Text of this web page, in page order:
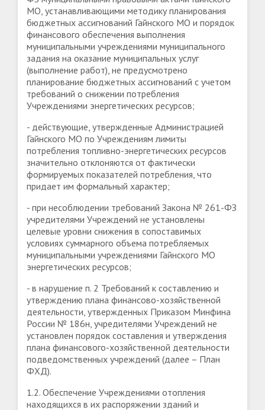
МО, устанавливающими методику планирования
бюджетных ассигнований Гайнского МО и порядок
финансового обеспечения выполнения
муниципальными учреждениями муниципального
задания на оказание муниципальных услуг
(выполнение работ), не предусмотрено
планирование бюджетных ассигнований с учетом
требований о снижении потребления
Учреждениями энергетических ресурсов;
- действующие, утвержденные Администрацией
Гайнского МО по Учреждениям лимиты
потребления топливно-энергетических ресурсов
значительно отклоняются от фактически
формируемых показателей потребления, что
придает им формальный характер;
- при несоблюдении требований Закона № 261-ФЗ
учредителями Учреждений не установлены
целевые уровни снижения в сопоставимых
условиях суммарного объема потребляемых
муниципальными учреждениями Гайнского МО
энергетических ресурсов;
- в нарушение п. 2 Требований к составлению и
утверждению плана финансово-хозяйственной
деятельности, утвержденных Приказом Минфина
России № 186н, учредителями Учреждений не
установлен порядок составления и утверждения
плана финансового-хозяйственной деятельности
подведомственных учреждений (далее – План
ФХД).
1.2. Обеспечение Учреждениями отопления
находящихся в их распоряжении зданий и